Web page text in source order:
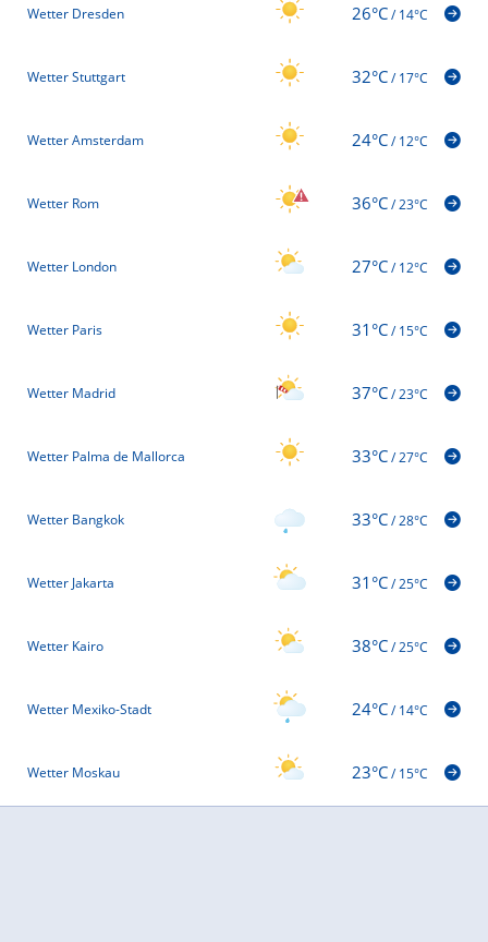
Wetter Dresden 26°C/14°C
Wetter Stuttgart 32°C/17°C
Wetter Amsterdam 24°C/12°C
Wetter Rom 36°C/23°C
Wetter London 27°C/12°C
Wetter Paris 31°C/15°C
Wetter Madrid 37°C/23°C
Wetter Palma de Mallorca 33°C/27°C
Wetter Bangkok 33°C/28°C
Wetter Jakarta 31°C/25°C
Wetter Kairo 38°C/25°C
Wetter Mexiko-Stadt 24°C/14°C
Wetter Moskau 23°C/15°C